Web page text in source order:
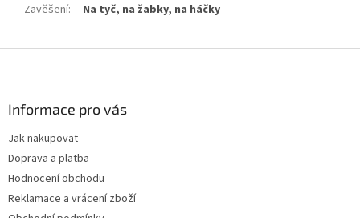
Zavěšení: Na tyč, na žabky, na háčky
Informace pro vás
Jak nakupovat
Doprava a platba
Hodnocení obchodu
Reklamace a vrácení zboží